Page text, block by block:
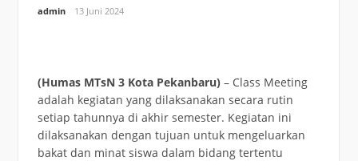
admin 13 Juni 2024
(Humas MTsN 3 Kota Pekanbaru)– Class Meeting
adalah kegiatan yang dilaksanakan secara rutin
setiap tahunnya di akhir semester. Kegiatan ini
dilaksanakan dengan tujuan untuk mengeluarkan
bakat dan minat siswa dalam bidang tertentu